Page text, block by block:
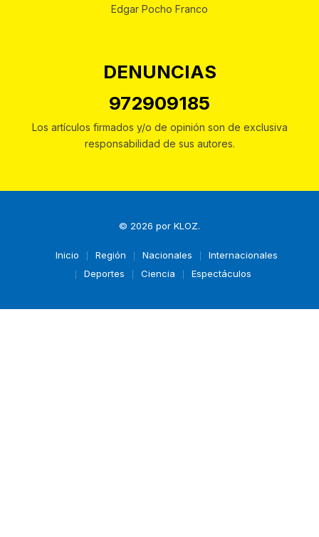
Edgar Pocho Franco
DENUNCIAS
972909185
Los artículos firmados y/o de opinión son de exclusiva
responsabilidad de sus autores.
© 2026 por KLOZ.
Inicio Región Nacionales
Internacionales
Deportes
Ciencia Espectáculos